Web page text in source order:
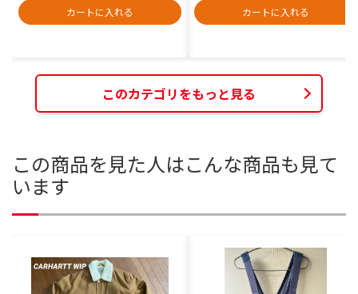
カートに入れる
カートに入れる
このカテゴリをもっと見る
この商品を見た人はこんな商品も見て
います